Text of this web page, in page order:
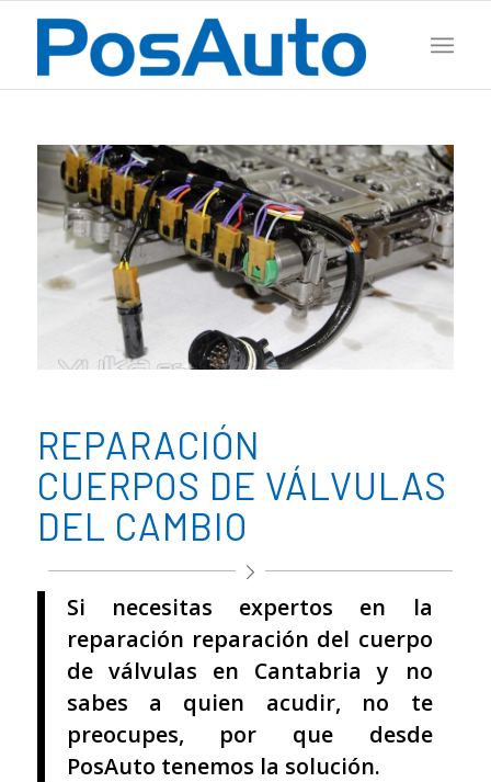
REPARACIÓN
CUERPOS DE VÁLVULAS
DEL CAMBIO
Si necesitas expertos en la
reparación reparación del cuerpo
de válvulas en Cantabria y no
sabes a quien acudir, no te
preocupes, por que desde
PosAuto tenemos la solución.